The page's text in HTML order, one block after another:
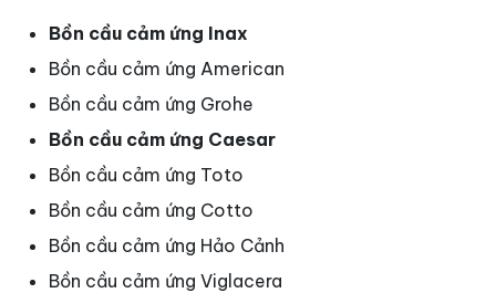
Bồn cầu cảm ứng Inax
Bồn cầu cảm ứng American
Bồn cầu cảm ứng Grohe
Bồn cầu cảm ứng Caesar
Bồn cầu cảm ứng Toto
Bồn cầu cảm ứng Cotto
Bồn cầu cảm ứng Hảo Cảnh
Bồn cầu cảm ứng Viglacera